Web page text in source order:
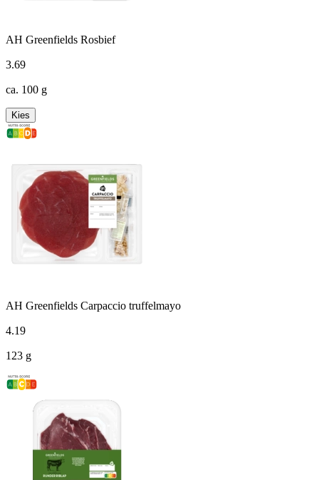
AH Greenfields Rosbief
3.69
ca. 100 g
Kies
AH Greenfields Carpaccio truffelmayo
4.19
123 g